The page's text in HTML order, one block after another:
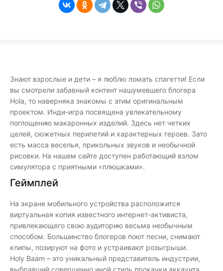
Знают взрослые и дети – я люблю ломать спагетти! Если
вы смотрели забавный контент нашумевшего блогера
Hola, то наверняка знакомы с этим оригинальным
проектом. Инди-игра посвящена увлекательному
поглощению макаронных изделий. Здесь нет четких
целей, сюжетных перипетий и характерных героев. Зато
есть масса веселья, прикольных звуков и необычной
рисовки. На нашем сайте доступен работающий взлом
симулятора с приятными «плюшками».
Геймплей
На экране мобильного устройства расположится
виртуальная копия известного интернет-активиста,
привлекающего свою аудиторию весьма необычным
способом. Большинство блогеров поют песни, снимают
клипы, позируют на фото и устраивают розыгрыши.
Holy Baam – это уникальный представитель индустрии,
выбравший совершенно иной стиль прокачки аккаунта.